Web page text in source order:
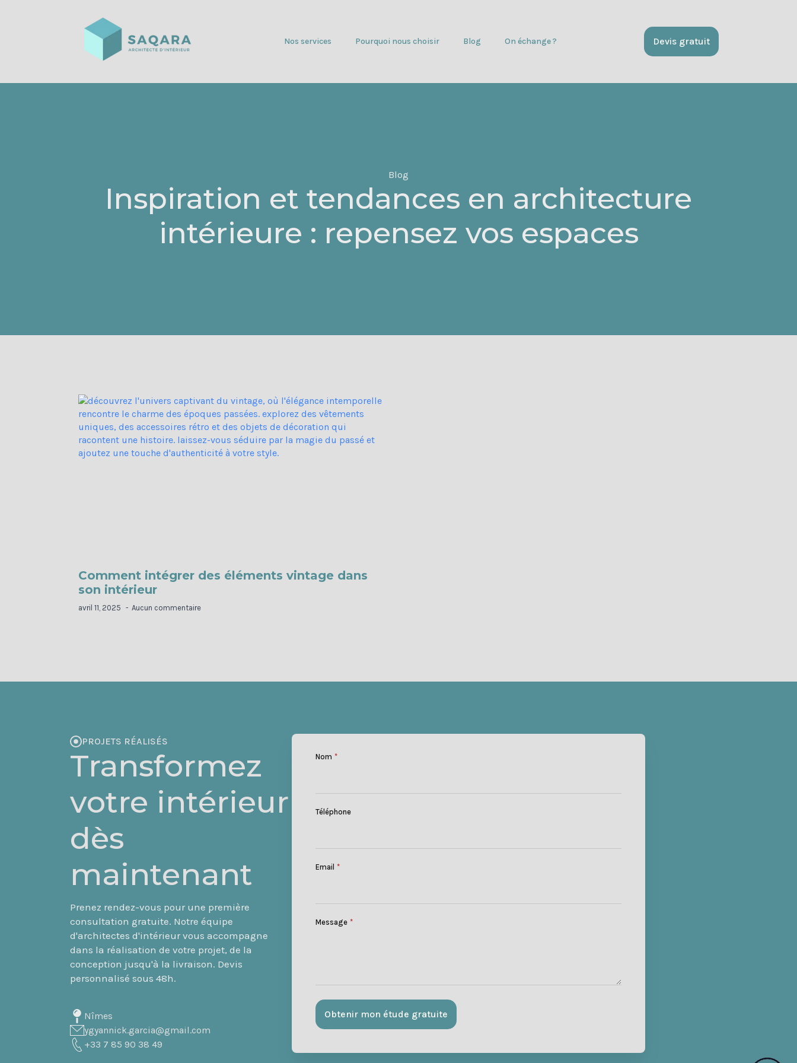
Nos services Pourquoi nous choisir Blog On échange ? Devis gratuit
Blog
Inspiration et tendances en architecture
intérieure : repensez vos espaces
Comment intégrer des éléments vintage dans
son intérieur
avril 11, 2025 Aucun commentaire
PROJETS RÉALISÉS
Transformez
votre intérieur
dès
maintenant
Prenez rendez-vous pour une première
consultation gratuite. Notre équipe
d'architectes d'intérieur vous accompagne
dans la réalisation de votre projet, de la
conception jusqu'à la livraison. Devis
personnalisé sous 48h.
Nîmes
ygyannick.garcia@gmail.com
+33 7 85 90 38 49
Nom *
Téléphone
Email *
Message *
Obtenir mon étude gratuite